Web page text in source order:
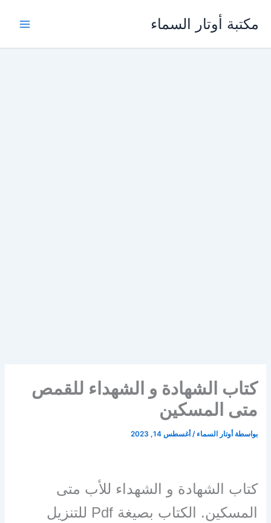
مكتبة أوتار السماء
كتاب الشهادة و الشهداء للقمص
متى المسكين
بواسطة أوتار السماء/ أغسطس 14, 2023
كتاب الشهادة و الشهداء للأب متى
المسكين. الكتاب بصيغة Pdf للتنزيل